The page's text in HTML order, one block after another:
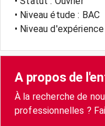
• Niveau étude : BAC
• Niveau
A propos de
À la recherche de
professionnelles ?